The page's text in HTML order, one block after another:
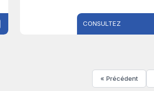
CONSULTEZ
« Précédent